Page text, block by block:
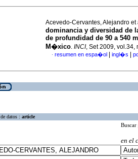
Acevedo-Cervantes, Alejandro et
dominancia y diversidad de
de profundidad de 90 a 540
M�xico. INCI, Set 2009, vol.34,
· resumen en espa�ol ingl�s
datos : article
Buscar
en el